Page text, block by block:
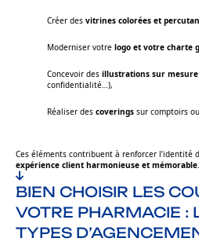
Créer des vitrines colorées et
Moderniser votre logo et votre charte
Concevoir des illustrations sur mesure
confidentialité…),
Réaliser des coverings sur comptoirs
Ces éléments contribuent à renforcer l’identité
expérience client harmonieuse et mémorable.
BIEN CHOISIR LES
VOTRE PHARMACIE :
TYPES